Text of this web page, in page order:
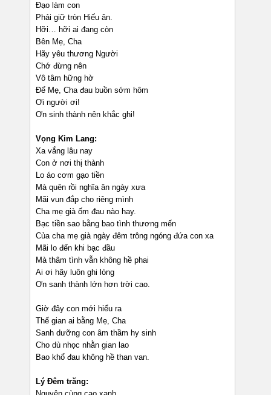
Đạo làm con
Phải giữ tròn Hiếu ân.
Hỡi… hỡi ai đang còn
Bên Mẹ, Cha
Hãy yêu thương Người
Chớ đừng nên
Vô tâm hững hờ
Để Mẹ, Cha đau buồn sớm hôm
Ơi người ơi!
Ơn sinh thành nên khắc ghi!
Vọng Kim Lang:
Xa vắng lâu nay
Con ở nơi thị thành
Lo áo cơm gạo tiền
Mà quên rồi nghĩa ân ngày xưa
Mãi vun đắp cho riêng mình
Cha mẹ già ốm đau nào hay.
Bạc tiền sao bằng bao tình thương mến
Của cha mẹ già ngày đêm trông ngóng đứa con xa
Mãi lo đến khi bạc đầu
Mà thâm tình vẫn không hề phai
Ai ơi hãy luôn ghi lòng
Ơn sanh thành lớn hơn trời cao.
Giờ đây con mới hiểu ra
Thế gian ai bằng Mẹ, Cha
Sanh dưỡng con âm thầm hy sinh
Cho dù nhọc nhằn gian lao
Bao khổ đau không hề than van.
Lý Đêm trăng: